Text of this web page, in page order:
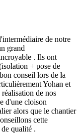
de notre
grand
. Ils ont
+ pose de
conseil lors de la
Yohan et
de nos
d'une cloison
alors que le chantier
cette
qualité .